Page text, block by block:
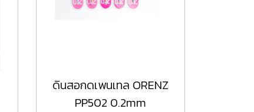
ดินสอกดเพนเทล ORENZ
PP502 0.2mm